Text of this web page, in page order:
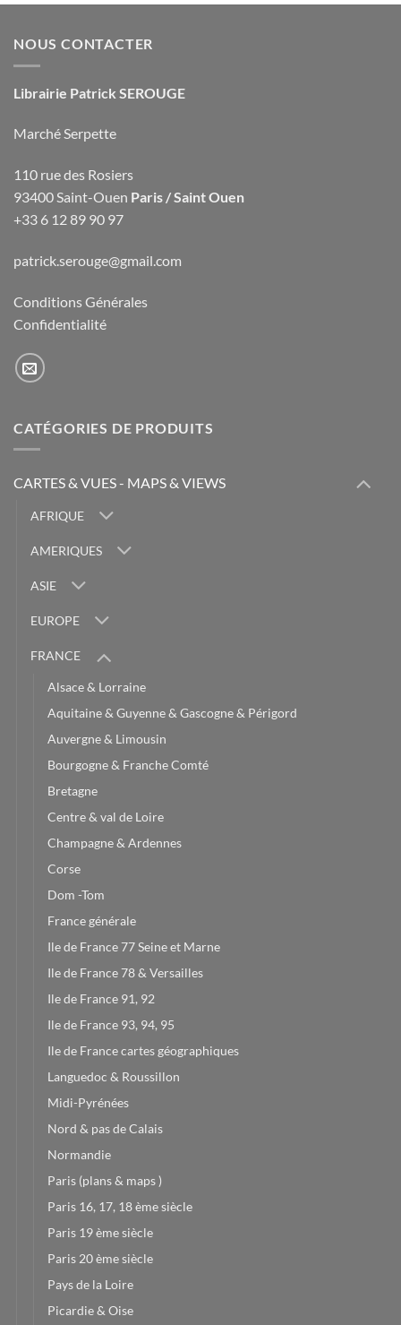
NOUS CONTACTER
Librairie Patrick SEROUGE
Marché Serpette
110 rue des Rosiers
93400 Saint-Ouen Paris / Saint Ouen
+33 6 12 89 90 97
patrick.serouge@gmail.com
Conditions Générales
Confidentialité
CATÉGORIES DE PRODUITS
CARTES & VUES - MAPS & VIEWS
AFRIQUE
AMERIQUES
ASIE
EUROPE
FRANCE
Alsace & Lorraine
Aquitaine & Guyenne & Gascogne & Périgord
Auvergne & Limousin
Bourgogne & Franche Comté
Bretagne
Centre & val de Loire
Champagne & Ardennes
Corse
Dom -Tom
France générale
Ile de France 77 Seine et Marne
Ile de France 78 & Versailles
Ile de France 91, 92
Ile de France 93, 94, 95
Ile de France cartes géographiques
Languedoc & Roussillon
Midi-Pyrénées
Nord & pas de Calais
Normandie
Paris (plans & maps )
Paris 16, 17, 18 ème siècle
Paris 19 ème siècle
Paris 20 ème siècle
Pays de la Loire
Picardie & Oise